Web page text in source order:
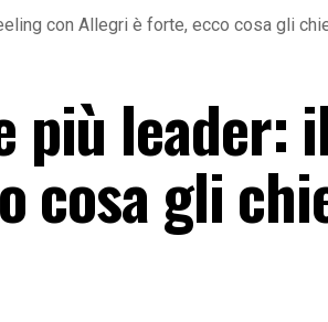
con Allegri è forte, ecco cosa gli
più leader:
cosa gli